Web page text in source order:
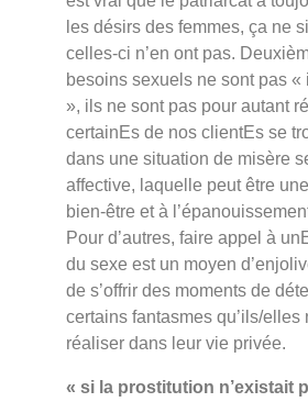
les désirs des femmes, ça ne
celles-ci n’en ont pas.
besoins sexuels ne sont pas «
», ils ne sont pas pour autant
certainEs de nos clientEs se
dans une situation de misère
affective, laquelle peut être
bien-être et à
Pour d’autres, faire appel à
du sexe est un moyen
de s’offrir des moments de
certains fantasmes qu’ils/elles
réaliser dans leur vie privée.
« si la prostitution n’existait